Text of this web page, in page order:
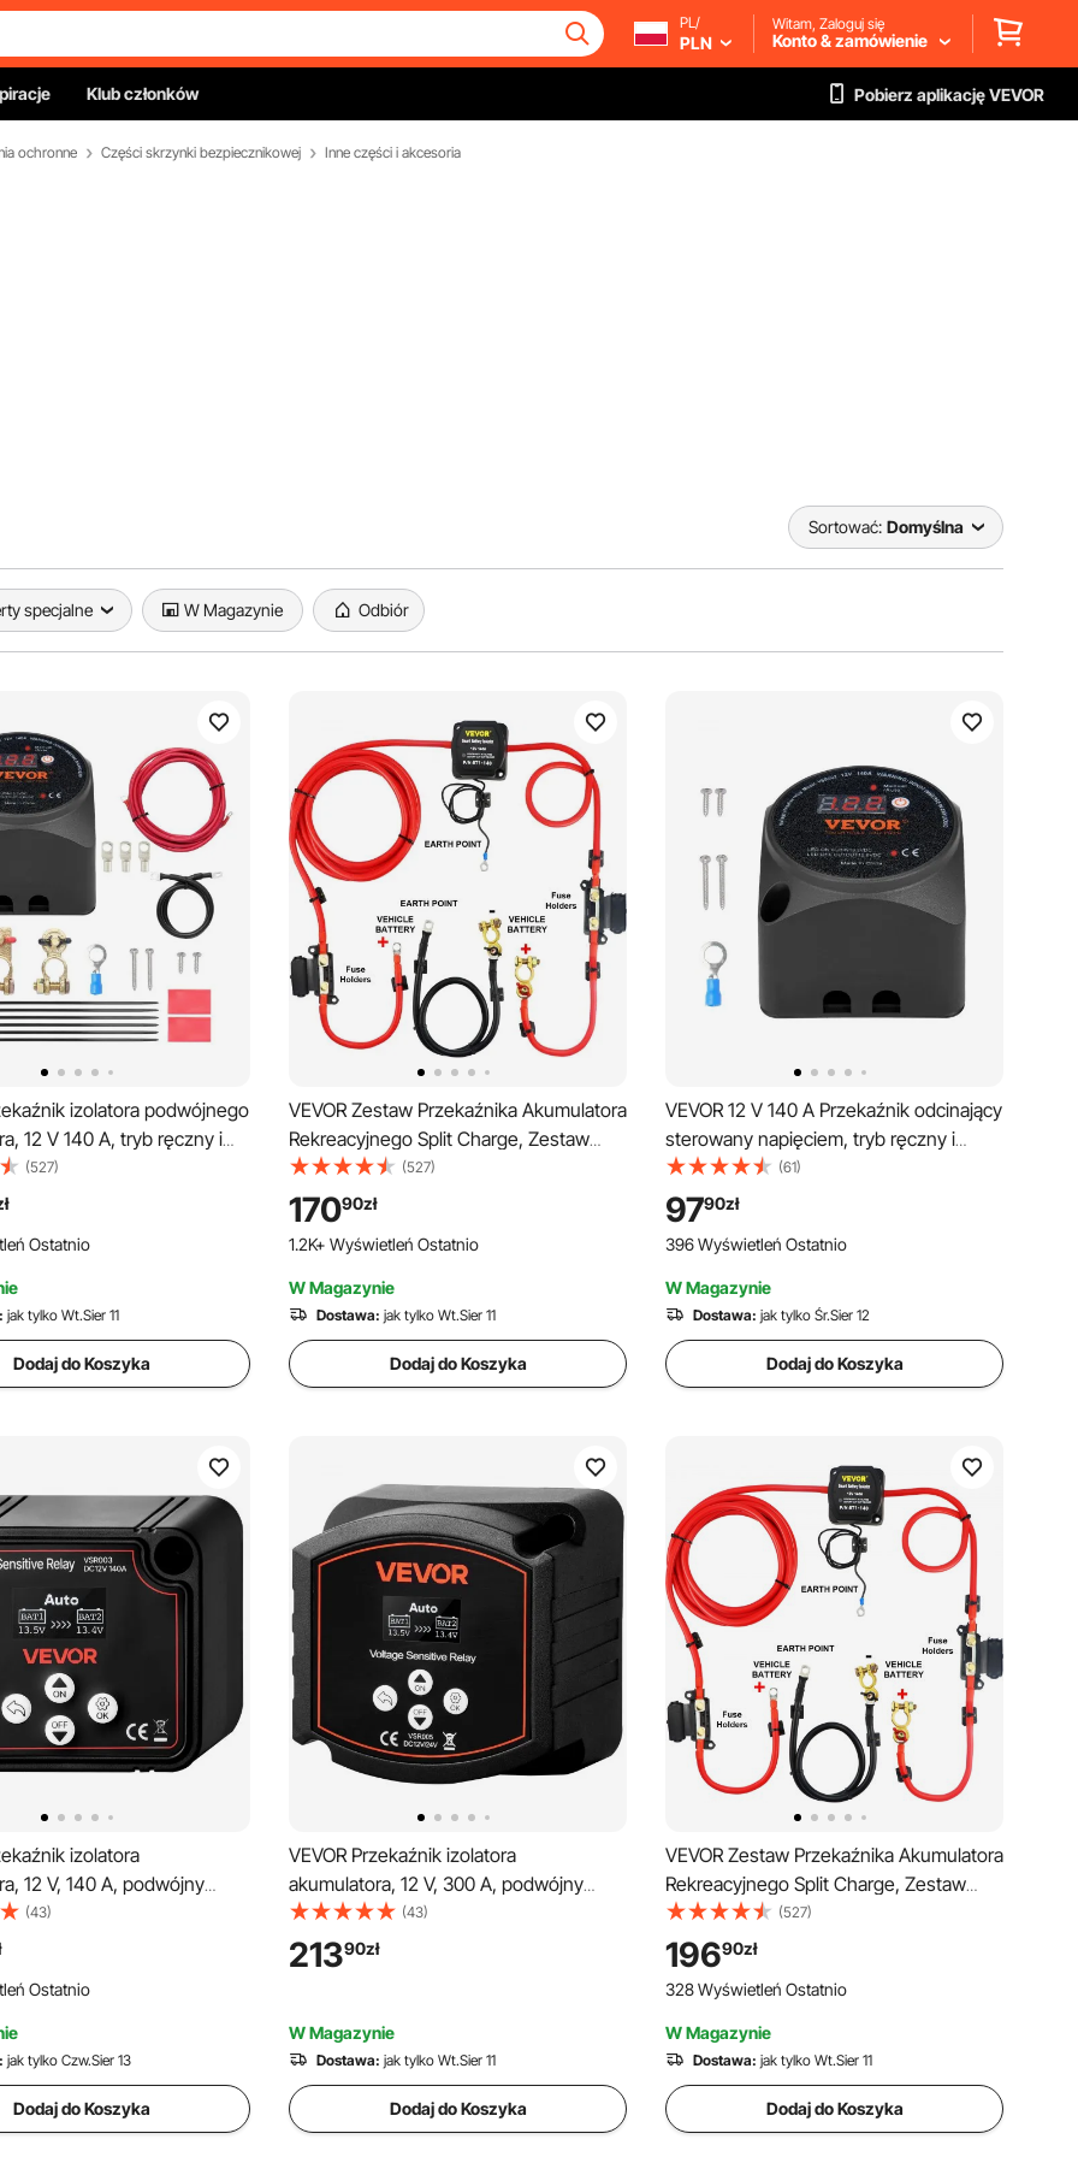
PL/
PLN
Witam, Zaloguj się
Konto & zamówienie
Klub członków Pobierz aplikację VEVOR
ochronne Części skrzynki bezpiecznikowej Inne części i akcesoria
Sortować: Domyślna
specjalne W Magazynie Odbiór
izolatora podwójnego
12 V 140 A, tryb ręczny i
przekaźnik VSR wrażliwy
z wyświetlaczem LCD, do
UTV, kamperów,
ciężarówek,
(527)
Ostatnio
jak tylko Wt.Sier 11
Dodaj do Koszyka
VEVOR Zestaw Przekaźnika Akumulatora
Rekreacyjnego Split Charge, Zestaw
Przekaźnika ładowania 12 V DC JDQTJ-
2M z Czerwonym Kablem Akumulatora
110 A do Pojazdów Terenowych,
Kamperów, Statków, Jachtów
(527)
17090zł
1.2K+ Wyświetleń Ostatnio
W Magazynie
Dostawa: jak tylko Wt.Sier 11
Dodaj do Koszyka
VEVOR 12 V 140 A Przekaźnik odcinający
sterowany napięciem, tryb ręczny i
automatyczny, przekaźnik VSR wrażliwy
na napięcie z ekranem LCD, do
pojazdów ATV, UTV, kamperów, SUV-
ów, ciężarówek, łodzi i jachtów
(61)
9790zł
396 Wyświetleń Ostatnio
W Magazynie
Dostawa: jak tylko Śr.Sier 12
Dodaj do Koszyka
izolatora
12 V, 140 A, podwójny
z wyświetlaczem
wyłącznik akumulatora
ołowiowego, do
osobowych, ciężarówek,
UTV, quadów i
(43)
Ostatnio
jak tylko Czw.Sier 13
Dodaj do Koszyka
VEVOR Przekaźnik izolatora
akumulatora, 12 V, 300 A, podwójny
izolator akumulatora z wyświetlaczem
LCD, inteligentny wyłącznik akumulatora
litowego i kwasowo-ołowiowego, do
kamperów, pojazdów UTV, quadów i
łodzi
(43)
21390zł
W Magazynie
Dostawa: jak tylko Wt.Sier 11
Dodaj do Koszyka
VEVOR Zestaw Przekaźnika Akumulatora
Rekreacyjnego Split Charge, Zestaw
Przekaźnika ładowania 12 V DC JDQTJ-
5M z Czerwonym Kablem Akumulatora
110 A do Pojazdów Terenowych,
Kamperów, Statków, Jachtów
(527)
19690zł
328 Wyświetleń Ostatnio
W Magazynie
Dostawa: jak tylko Wt.Sier 11
Dodaj do Koszyka